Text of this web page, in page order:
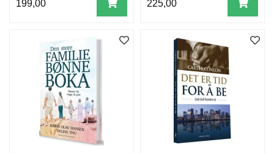
199,00 225,00